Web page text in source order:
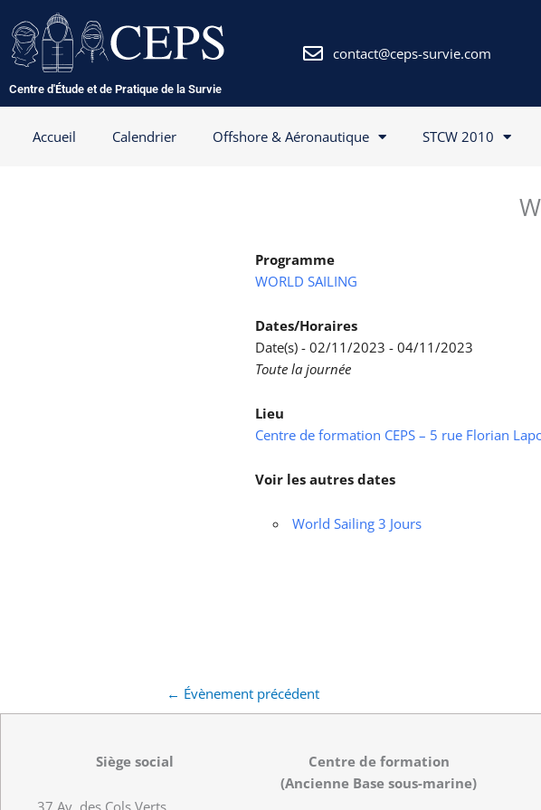
au
contenu
Centre d'Étude et de Pratique de la Survie
contact@ceps-survie.com
Accueil Calendrier Offshore & Aéronautique STCW 2010
Programme
WORLD SAILING
Dates/Horaires
Date(s) - 02/11/2023 - 04/11/2023
Toute la journée
Lieu
Centre de formation CEPS – 5 rue Florian
Voir les autres dates
World Sailing 3 Jours
← Évènement précédent
Siège social
Centre de formation
(Ancienne Base sous-marine)